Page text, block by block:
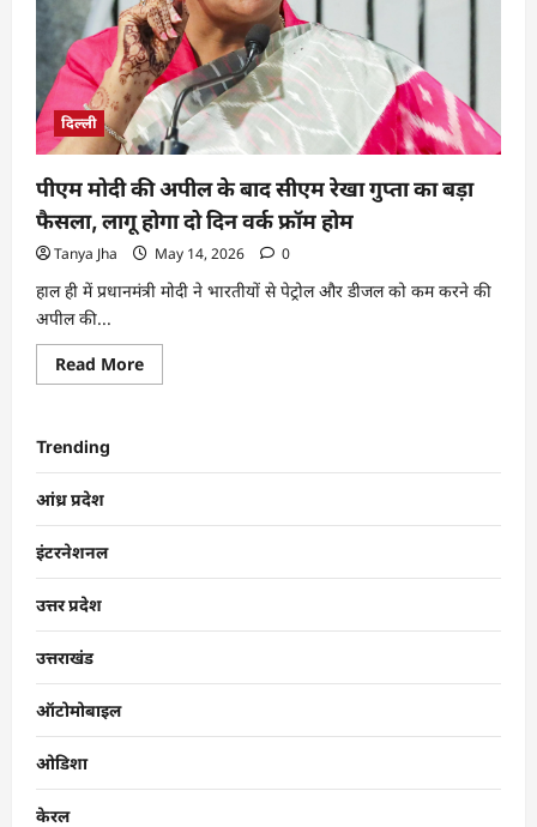
दिल्ली
पीएम मोदी की अपील के बाद सीएम रेखा गुप्ता का बड़ा
फैसला, लागू होगा दो दिन वर्क फ्रॉम होम
Tanya Jha May 14, 2026 0
हाल ही में प्रधानमंत्री मोदी ने भारतीयों से पेट्रोल और डीजल को कम करने की
अपील की...
Read More
Trending
आंध्र प्रदेश
इंटरनेशनल
उत्तर प्रदेश
उत्तराखंड
ऑटोमोबाइल
ओडिशा
केरल